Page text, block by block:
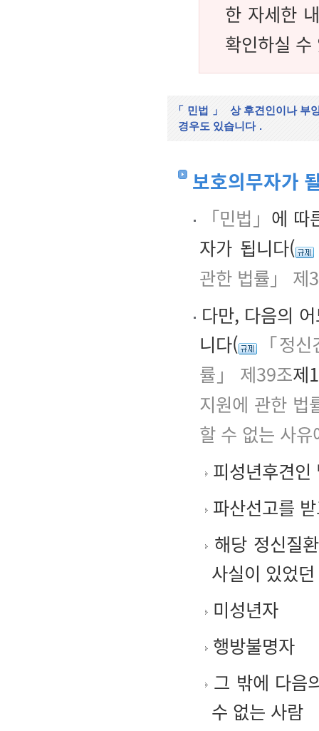
한 자세한
확인하실 수
「 민법 」
상 후견인이나 부
경우도 있습니다 .
보호의무자가
「민법」 에 따
자가 됩니다(
관한 법률」 제
다만, 다음의
니다(
「정
률」 제39조제
지원에 관한 법
할 수 없는 사
피성년후견인
파산선고를
해당 정신질
사실이 있었
미성년자
행방불명자
그 밖에 다음
수 없는 사람